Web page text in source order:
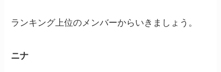
ランキング上位のメンバーからいきましょう。
ニナ